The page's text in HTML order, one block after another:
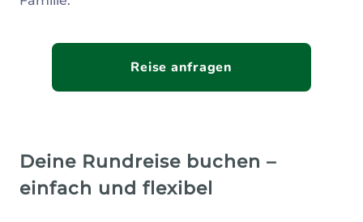
Reise anfragen
Deine Rundreise buchen –
einfach und flexibel